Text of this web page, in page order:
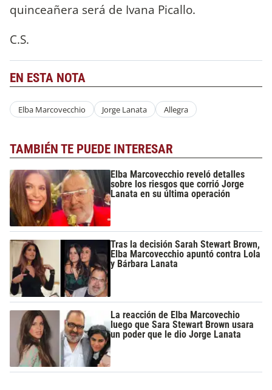
quinceañera será de Ivana Picallo.
C.S.
EN ESTA NOTA
Elba Marcovecchio Jorge Lanata Allegra
TAMBIÉN TE PUEDE INTERESAR
Elba Marcovecchio reveló detalles
sobre los riesgos que corrió Jorge
Lanata en su última operación
Tras la decisión Sarah Stewart Brown,
Elba Marcovecchio apuntó contra Lola
y Bárbara Lanata
La reacción de Elba Marcovechio
luego que Sara Stewart Brown usara
un poder que le dio Jorge Lanata